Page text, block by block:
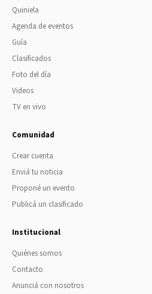
Quiniela
Agenda de eventos
Guía
Clasificados
Foto del día
Videos
TV en vivo
Comunidad
Crear cuenta
Enviá tu noticia
Proponé un evento
Publicá un clasificado
Institucional
Quiénes somos
Contacto
Anunciá con nosotros